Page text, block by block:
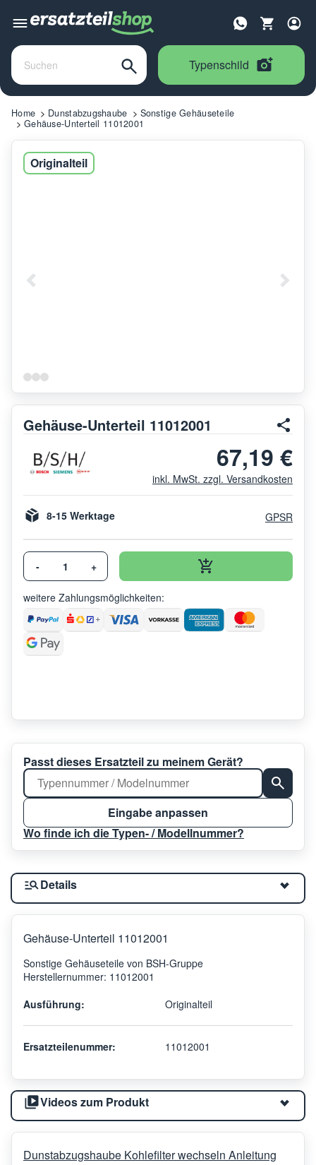
Typenschild
Home Dunstabzugshaube
Sonstige Gehäuseteile
Gehäuse-Unterteil 11012001
Originalteil
Gehäuse-Unterteil 11012001
67,19 €
inkl. MwSt. zzgl. Versandkosten
8-15 Werktage GPSR
- +
weitere Zahlungsmöglichkeiten:
Passt dieses Ersatzteil zu meinem Gerät?
Eingabe anpassen
Wo finde ich die Typen- / Modellnummer?
Details
Gehäuse-Unterteil 11012001
Sonstige Gehäuseteile von BSH-Gruppe
Herstellernummer: 11012001
Ausführung:
Originalteil
Ersatzteilenummer: 11012001
Videos zum Produkt
Dunstabzugshaube Kohlefilter wechseln Anleitung